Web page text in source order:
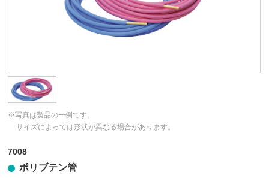
※写真は製品の一例です。
サイズによっては形状が異なる場合があります。
7008
ポリブテン管